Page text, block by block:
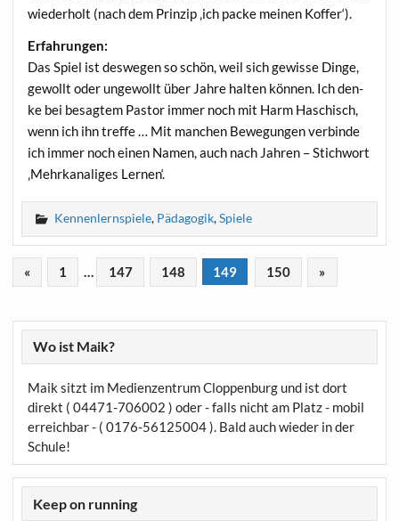
wie­der­holt (nach dem Prin­zip ‚ich packe mei­nen Koffer‘).
Erfah­run­gen:
Das Spiel ist des­we­gen so schön, weil sich gewis­se Din­ge,
gewollt oder unge­wollt über Jah­re hal­ten kön­nen. Ich den­
ke bei besag­tem Pas­tor immer noch mit Harm Haschisch,
wenn ich ihn tref­fe … Mit man­chen Bewe­gun­gen ver­bin­de
ich immer noch einen Namen, auch nach Jah­ren – Stich­wort
‚Mehr­ka­na­li­ges Lernen‘.
Kennenlernspiele, Pädagogik,Spiele
« 1 … 147 148 149 150 »
Wo ist Maik?
Maik sitzt im Medienzentrum Cloppenburg und ist dort
direkt ( 04471-706002 ) oder - falls nicht am Platz - mobil
erreichbar - ( 0176-56125004 ). Bald auch wieder in der
Schule!
Keep on running